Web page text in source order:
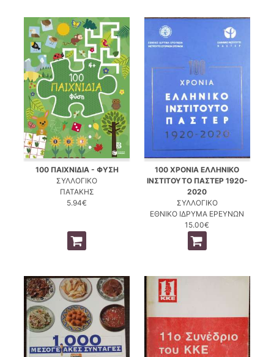
100 ΠΑΙΧΝΙΔΙΑ - ΦΥΣΗ
ΣΥΛΛΟΓΙΚΟ
ΠΑΤΑΚΗΣ
5.94€
100 ΧΡΟΝΙΑ ΕΛΛΗΝΙΚΟ
ΙΝΣΤΙΤΟΥΤΟ ΠΑΣΤΕΡ 1920-
2020
ΣΥΛΛΟΓΙΚΟ
ΕΘΝΙΚΟ ΙΔΡΥΜΑ ΕΡΕΥΝΩΝ
15.00€